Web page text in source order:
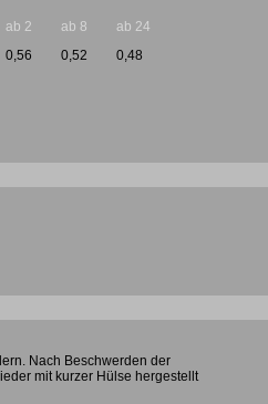
ab 2
0,56
ab 8
0,52
ab 24
0,48
Nach Beschwerden der
mit kurzer Hülse hergestellt